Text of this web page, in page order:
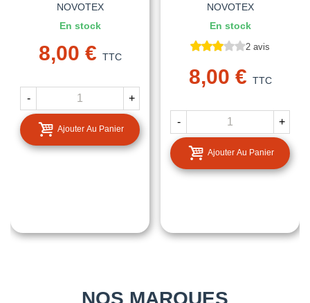
NOVOTEX
En stock
8,00 € TTC
- +
Ajouter Au Panier
NOVOTEX
En stock
2 avis
8,00 € TTC
- +
Ajouter Au Panier
NOS MARQUES